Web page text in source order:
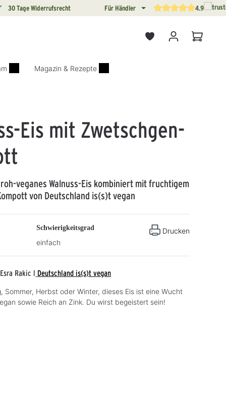
30 Tage Widerrufsrecht Für Händler Durchschnittliche4.9
Magazin & Rezepte
Eis mit Zwetschgen-
veganes Walnuss-Eis kombiniert mit fruchtigem
von Deutschland is(s)t vegan
Schwierigkeitsgrad
einfach
Drucken
Rakic l Deutschland is(s)t vegan
Sommer, Herbst oder Winter, dieses Eis ist eine Wucht
sowie Reich an Zink. Du wirst begeistert sein!